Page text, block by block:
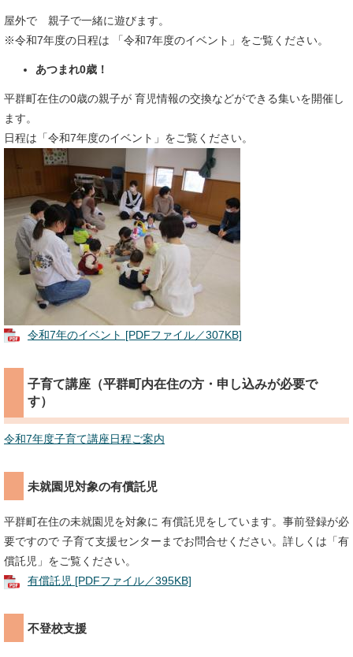
屋外で 親子で一緒に遊びます。
※令和7年度の日程は 「令和7年度のイベント」をご覧ください。
あつまれ0歳！
平群町在住の0歳の親子が 育児情報の交換などができる集いを開催し
ます。
日程は「令和7年度のイベント」をご覧ください。
令和7年のイベント [PDFファイル／307KB]
子育て講座（平群町内在住の方・申し込みが必要で
す）
令和7年度子育て講座日程ご案内
未就園児対象の有償託児
平群町在住の未就園児を対象に 有償託児をしています。事前登録が必
要ですので 子育て支援センターまでお問合せください。詳しくは「有
償託児」をご覧ください。
有償託児 [PDFファイル／395KB]
不登校支援